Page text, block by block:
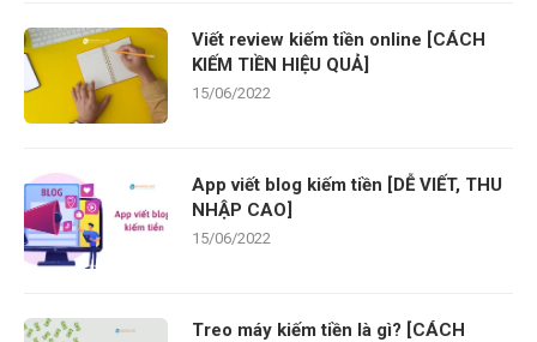
Viết review kiếm tiền online [CÁCH
KIẾM TIỀN HIỆU QUẢ]
15/06/2022
App viết blog kiếm tiền [DỄ VIẾT, THU
NHẬP CAO]
15/06/2022
Treo máy kiếm tiền là gì? [CÁCH